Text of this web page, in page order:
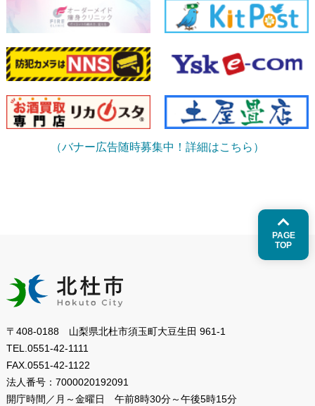
（バナー広告随時募集中！詳細はこちら）
PAGE
TOP
〒408-0188 山梨県北杜市須玉町大豆生田 961-1
TEL. 0551-42-1111
FAX. 0551-42-1122
法人番号： 7000020192091
開庁時間／月～金曜日
午前8時30分～午後5時15分